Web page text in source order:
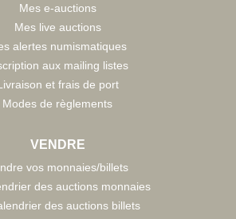
Mes e-auctions
Mes live auctions
alertes numismatiques
aux mailing listes
et frais de port
Modes de règlements
VENDRE
vos monnaies/billets
des auctions monnaies
des auctions billets